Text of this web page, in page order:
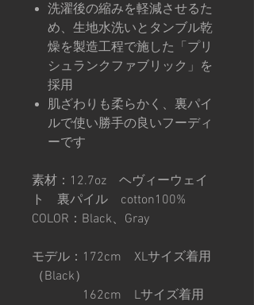
洗濯後の縮みを軽減させるた
め、生地水洗いとタンブル乾
燥を製造工程で施した「プリ
シュランクファブリック」を
採用
肌ざわりも柔らかく、裏パイ
ルで使い勝手の良いフーディ
ーです
素材：12.7oz ヘヴィーウェイ
ト 裏パイル cotton100%
COLOR：Black、Gray
モデル：172cm XLサイズ着用
（Black）
162cm Lサイズ着用